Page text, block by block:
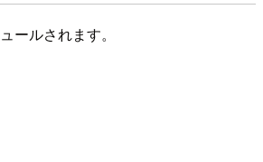
ールされます。